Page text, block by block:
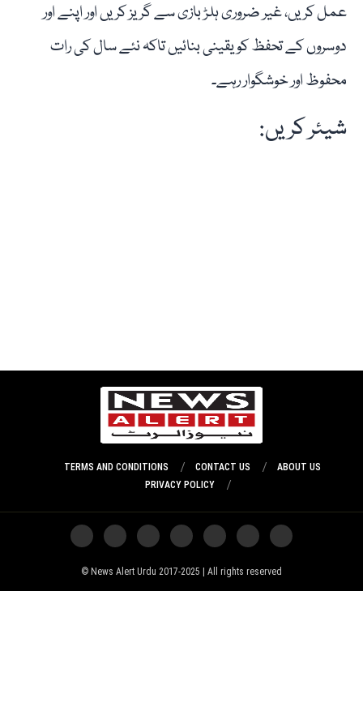
عمل کریں، غیر ضروری ہلڑ بازی سے گریز کریں اور اپنے اور
دوسروں کے تحفظ کو یقینی بنائیں تاکہ نئے سال کی رات
محفوظ اور خوشگوار رہے۔
شیئر کریں:
ABOUT US
CONTACT US
TERMS AND CONDITIONS
PRIVACY POLICY
News Alert Urdu 2017-2025 | All rights reserved ©